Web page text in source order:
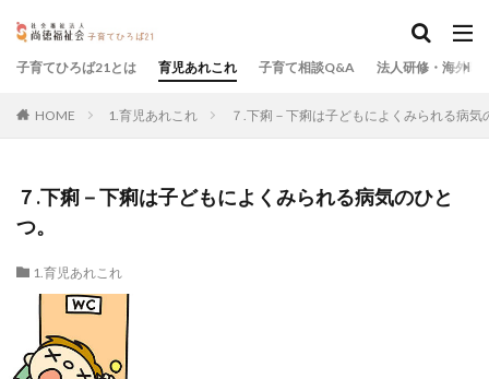
子育てひろば21とは 育児あれこれ 子育て相談Q&A 法人研修・海外研
HOME 1.育児あれこれ ７.下痢－下痢は子どもによくみられる病気
７.下痢－下痢は子どもによくみられる病気のひと
つ。
1.育児あれこれ